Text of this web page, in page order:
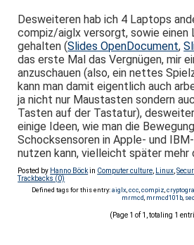
Desweiteren hab ich 4 Laptops
compiz/aiglx versorgt, sowie einen
gehalten (Slides OpenDocument,
das erste Mal das Vergnügen, mir
anzuschauen (also, ein nettes
kann man damit eigentlich auch
ja nicht nur Maustasten sondern
Tasten auf der Tastatur),
einige Ideen, wie man die
Schocksensoren in Apple- und
nutzen kann, vielleicht später mehr
Posted by Hanno Böckin Computer culture Linux ,
Trackbacks (0)
Defined tags for this entry:aiglx, ccc compiz
mrmcd mrmcd101b,
(Page 1 of 1, totaling 1